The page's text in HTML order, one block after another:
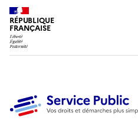
RÉPUBLIQUE
FRANÇAISE